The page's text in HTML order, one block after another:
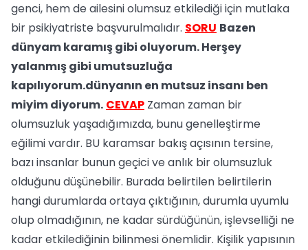
genci, hem de ailesini olumsuz etkilediği için mutlaka
bir psikiyatriste başvurulmalıdır. SORU Bazen
dünyam karamış gibi oluyorum. Herşey
yalanmış gibi umutsuzluğa
kapılıyorum.dünyanın en mutsuz insanı ben
miyim diyorum. CEVAP Zaman zaman bir
olumsuzluk yaşadığımızda, bunu genelleştirme
eğilimi vardır. BU karamsar bakış açısının tersine,
bazı insanlar bunun geçici ve anlık bir olumsuzluk
olduğunu düşünebilir. Burada belirtilen belirtilerin
hangi durumlarda ortaya çıktığının, durumla uyumlu
olup olmadığının, ne kadar sürdüğünün, işlevselliği ne
kadar etkilediğinin bilinmesi önemlidir. Kişilik yapısının